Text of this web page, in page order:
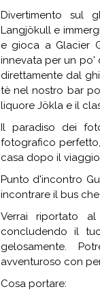
Divertimento sul
Langjökull e
e gioca a Glacier
innevata per un po'
direttamente dal
tè nel nostro bar
liquore Jökla e il
Il paradiso dei
fotografico
casa dopo il
Punto d'incontro
incontrare il bus
Verrai riportato
concludendo il
gelosamente.
avventuroso con
Cosa portare: